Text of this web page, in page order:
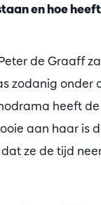
en hoe heeft
de Graaff
zodanig onder
heeft de
aan haar is
dat ze de tijd